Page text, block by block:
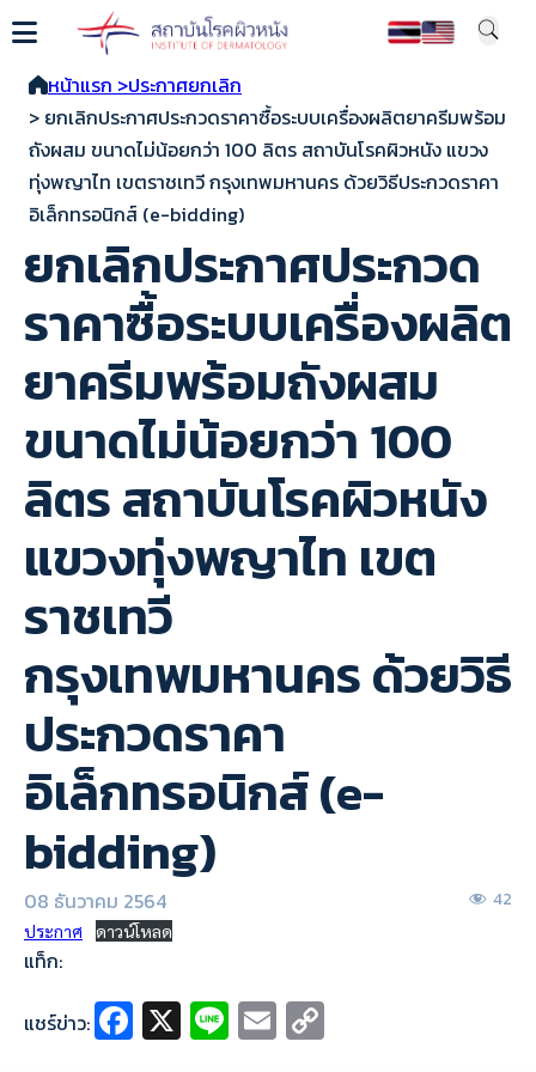
หน้าแรก >ประกาศยกเลิก
> ยกเลิกประกาศประกวดราคาซื้อระบบเครื่องผลิตยาครีมพร้อม
ถังผสม ขนาดไม่น้อยกว่า 100 ลิตร สถาบันโรคผิวหนัง แขวง
ทุ่งพญาไท เขตราชเทวี กรุงเทพมหานคร ด้วยวิธีประกวดราคา
อิเล็กทรอนิกส์ (e-bidding)
ยกเลิกประกาศประกวด
ราคาซื้อระบบเครื่องผลิต
ยาครีมพร้อมถังผสม
ขนาดไม่น้อยกว่า 100
ลิตร สถาบันโรคผิวหนัง
แขวงทุ่งพญาไท เขต
ราชเทวี
กรุงเทพมหานคร ด้วยวิธี
ประกวดราคา
อิเล็กทรอนิกส์ (e-
bidding)
08 ธันวาคม 2564 42
ประกาศ ดาวน์โหลด
แท็ก:
แชร์ข่าว: Fa
ce
X Li
n
E
m